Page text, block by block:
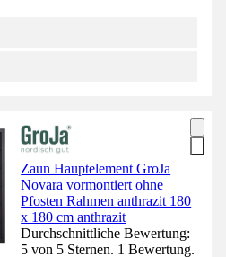
Zaun Hauptelement GroJa
Novara vormontiert ohne
Pfosten Rahmen anthrazit 180
x 180 cm anthrazit
Durchschnittliche Bewertung:
5 von 5 Sternen. 1 Bewertung.